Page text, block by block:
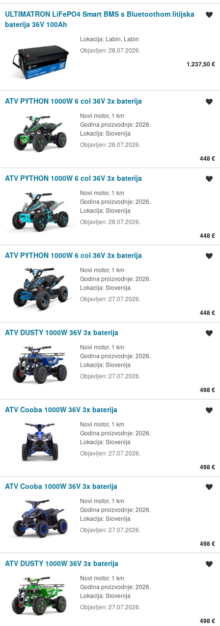
ULTIMATRON LiFePO4 Smart BMS s Bluetoothom litijska
baterija 36V 100Ah
Lokacija: Labin, Labin
Objavljen:28.07.2026.
1.237,50 €
ATV PYTHON 1000W 6 col 36V 3x baterija
Novi motor, 1 km
Godina proizvodnje: 2026.
Lokacija:Slovenija
Objavljen:28.07.2026.
448 €
ATV PYTHON 1000W 6 col 36V 3x baterija
Novi motor, 1 km
Godina proizvodnje: 2026.
Lokacija:Slovenija
Objavljen:28.07.2026.
448 €
ATV PYTHON 1000W 6 col 36V 3x baterija
Novi motor, 1 km
Godina proizvodnje: 2026.
Lokacija:Slovenija
Objavljen:27.07.2026.
448 €
ATV DUSTY 1000W 36V 3x baterija
Novi motor, 1 km
Godina proizvodnje: 2026.
Lokacija:Slovenija
Objavljen:27.07.2026.
498 €
ATV Cooba 1000W 36V 3x baterija
Novi motor, 1 km
Godina proizvodnje: 2026.
Lokacija:Slovenija
Objavljen:27.07.2026.
498 €
ATV Cooba 1000W 36V 3x baterija
Novi motor, 1 km
Godina proizvodnje: 2026.
Lokacija:Slovenija
Objavljen:27.07.2026.
498 €
ATV DUSTY 1000W 36V 3x baterija
Novi motor, 1 km
Godina proizvodnje: 2026.
Lokacija:Slovenija
Objavljen:27.07.2026.
498 €